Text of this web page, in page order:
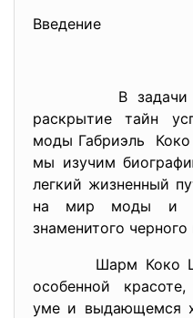
Введение
В задачи
раскрытие тайн
моды Габриэль
мы изучим
легкий жизненный
на мир моды и
знаменитого черного
Шарм Коко
особенной
уме и выдающемся